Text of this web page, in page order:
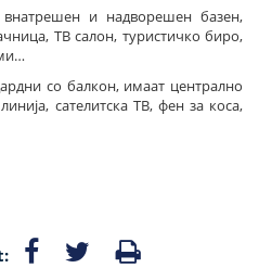
внатрешен и надворешен базен,
ТВ салон, туристичко биро,
со балкон, имаат централно
сателитска ТВ, фен за коса,